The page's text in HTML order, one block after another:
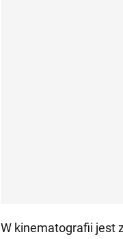
W kinematografii jest